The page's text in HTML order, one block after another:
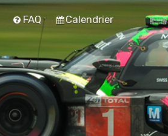
FAQ Calendrier